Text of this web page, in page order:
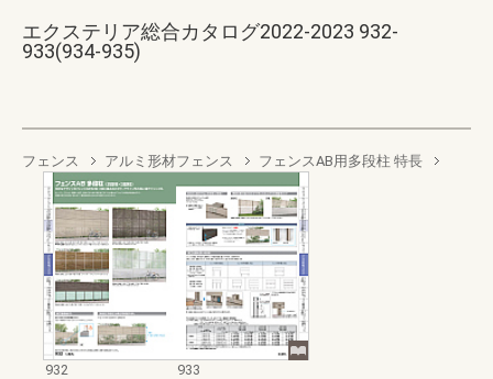
エクステリア総合カタログ2022-2023 932-
933(934-935)
フェンス アルミ形材フェンス フェンスAB用多段柱 特長
932
933